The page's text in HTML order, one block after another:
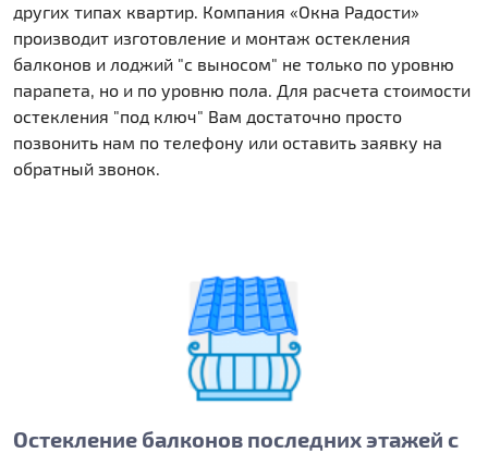
других типах квартир. Компания «Окна Радости»
производит изготовление и монтаж остекления
балконов и лоджий "с выносом" не только по уровню
парапета, но и по уровню пола. Для расчета стоимости
остекления "под ключ" Вам достаточно просто
позвонить нам по телефону или оставить заявку на
обратный звонок.
Остекление балконов последних этажей с